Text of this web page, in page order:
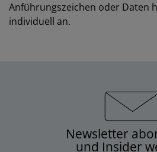
Anführungszeichen oder Daten
individuell an.
Newsletter
und Insider